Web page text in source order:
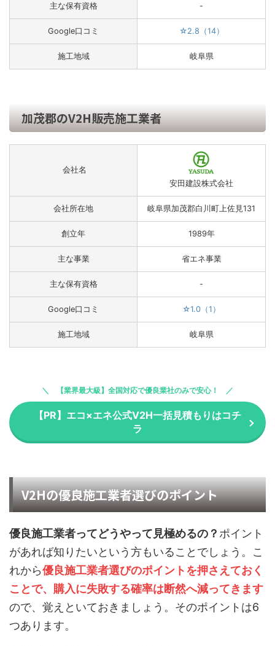
主な保有資格 -
Google口コミ ☆2.8（14）
施工地域 岐阜県
加茂郡のV2H販売施工業者
会社名
安田建設株式会社
会社所在地 岐阜県加茂郡白川町上佐見131
創立年 1989年
主な事業 省エネ事業
主な保有資格 -
Google口コミ ☆1.0（1）
施工地域 岐阜県
【業界最大級】全国対応で優良業社のみで安心！
【PR】エコ×エネ公式V2H一括見積もりはコチ
ラ
V2Hの優良施工業者選びのポイント
優良施工業者ってどうやって見極めるの？ ポイント
があれば知りたいという方もいることでしょう。こ
れから優良施工業者選びのポイントを押さえておく
ことで、購入に失敗する確率は断然へ減ってきます
ので、覚えといておきましょう。そのポイントは6
つあります。